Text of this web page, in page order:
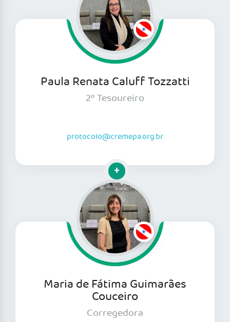
Paula Renata Caluff Tozzatti
2º Tesoureiro
protocolo@cremepa.org.br
Clique para mais informações
Maria de Fátima Guimarães
Couceiro
Corregedora